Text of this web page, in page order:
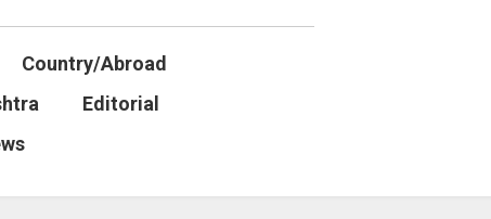
Country/Abroad
Editorial